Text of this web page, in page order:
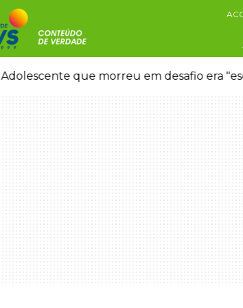
Adolescente que morreu em desafio era